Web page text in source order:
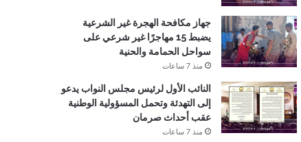
جهاز مكافحة الهجرة غير الشرعية
يضبط 15 مهاجرًا غير شرعي على
سواحل الحمامة والحنية
منذ 7 ساعات
النائب الأول لرئيس مجلس النواب يدعو
إلى التهدئة وتحمل المسؤولية الوطنية
عقب أحداث صرمان
منذ 7 ساعات